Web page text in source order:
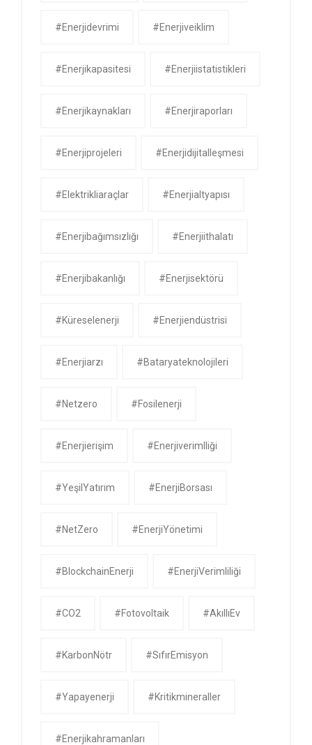
#enerjidevrimi #enerjiveiklim
#enerjikapasitesi #enerjiistatistikleri
#enerjikaynakları #enerjiraporları
#enerjiprojeleri #enerjidijitalleşmesi
#elektrikliaraçlar #enerjialtyapısı
#enerjibağımsızlığı #enerjiithalatı
#enerjibakanlığı #enerjisektörü
#küreselenerji #enerjiendüstrisi
#enerjiarzı #bataryateknolojileri
#netzero #fosilenerji
#enerjierişim #enerjiverimlliği
#YeşilYatırım #EnerjiBorsası
#NetZero #EnerjiYönetimi
#BlockchainEnerji #EnerjiVerimliliği
#CO2 #Fotovoltaik #AkıllıEv
#KarbonNötr #SıfırEmisyon
#yapayenerji #kritikmineraller
#enerjikahramanları